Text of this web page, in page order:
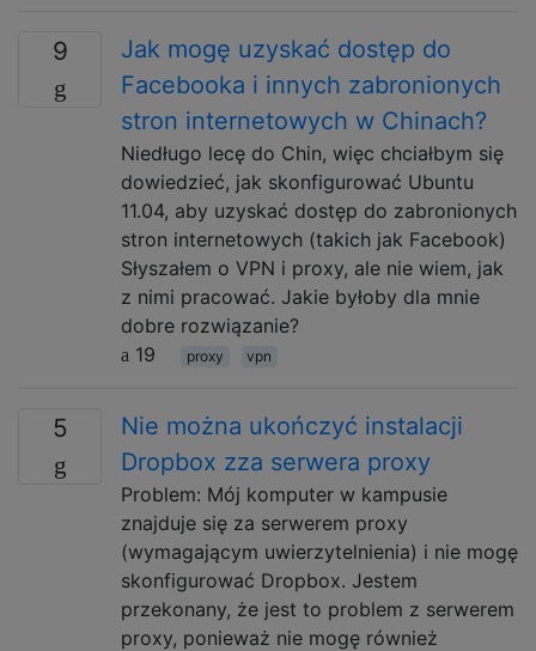
9
Jak mogę uzyskać dostęp do
Facebooka i innych zabronionych
stron internetowych w Chinach?
Niedługo lecę do Chin, więc chciałbym się
dowiedzieć, jak skonfigurować Ubuntu
11.04, aby uzyskać dostęp do zabronionych
stron internetowych (takich jak Facebook)
Słyszałem o VPN i proxy, ale nie wiem, jak
z nimi pracować. Jakie byłoby dla mnie
dobre rozwiązanie?
19
proxy vpn
5
Nie można ukończyć instalacji
Dropbox zza serwera proxy
Problem: Mój komputer w kampusie
znajduje się za serwerem proxy
(wymagającym uwierzytelnienia) i nie mogę
skonfigurować Dropbox. Jestem
przekonany, że jest to problem z serwerem
proxy, ponieważ nie mogę również